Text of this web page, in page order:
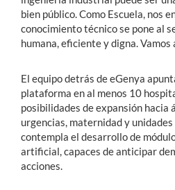
bien público. Como Escuela, nos
conocimiento técnico se pone al
humana, eficiente y digna. Vamos
El equipo detrás de eGenya
plataforma en al menos 10
posibilidades de expansión hacia
urgencias, maternidad y
contempla el desarrollo de
artificial, capaces de anticipar
acciones.